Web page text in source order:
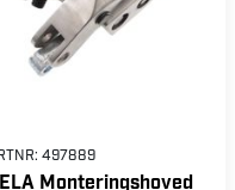
497889
Monteringshoved